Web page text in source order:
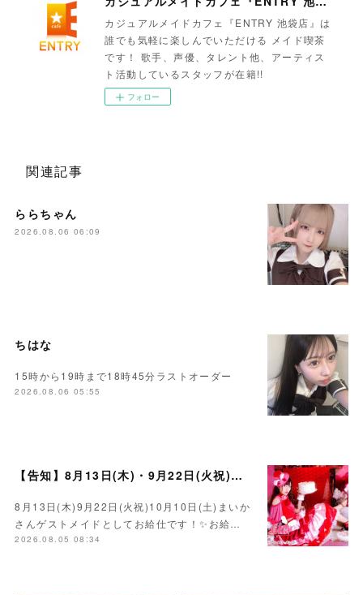
カジュアルメイドカフェ『ENTRY 池袋店』は
誰でも気軽に楽しんでいただける メイド喫茶
です！ 歌手、声優、タレント他、アーティス
ト活動しているスタッフが在籍!!
フォロー
関連記事
ららちゃん
2026.08.06 06:09
ちはな
15時から19時まで18時45分ラストオーダー
2026.08.06 05:55
【告知】8月13日(木)・9月22日(火祝)・10月10日(土)ゲスト まいかさん🍓
8月13日(木)9月22日(火祝)10月10日(土)まいか
さんゲストメイドとしてお給仕です！✨お給…
2026.08.05 08:34